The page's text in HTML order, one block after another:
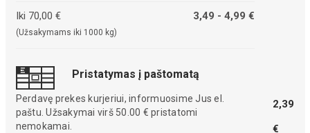
Iki 70,00 €
(Užsakymams iki 1000 kg)
3,49 - 4,99 €
Pristatymas į paštomatą
Perdavę prekes kurjeriui, informuosime Jus el.
paštu. Užsakymai virš 50.00 € pristatomi
nemokamai.
2,39
€